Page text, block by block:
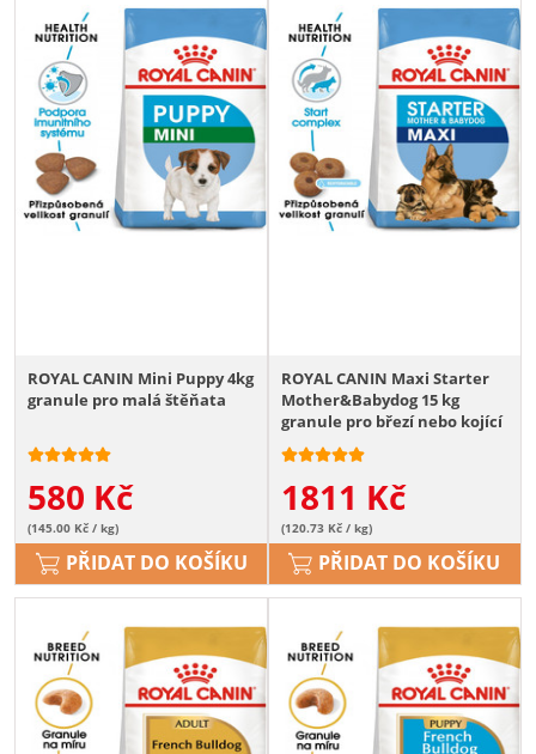
ROYAL CANIN Mini Puppy 4kg
granule pro malá štěňata
580 Kč
(145.00 Kč / kg)
PŘIDAT DO KOŠÍKU
ROYAL CANIN Maxi Starter
Mother&Babydog 15 kg
granule pro březí nebo kojící
feny a štěňata
1811 Kč
(120.73 Kč / kg)
PŘIDAT DO KOŠÍKU